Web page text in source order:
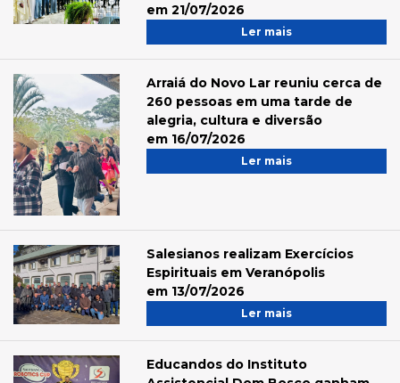
em 21/07/2026
Ler mais
Arraiá do Novo Lar reuniu cerca de
260 pessoas em uma tarde de
alegria, cultura e diversão
em 16/07/2026
Ler mais
Salesianos realizam Exercícios
Espirituais em Veranópolis
em 13/07/2026
Ler mais
Educandos do Instituto